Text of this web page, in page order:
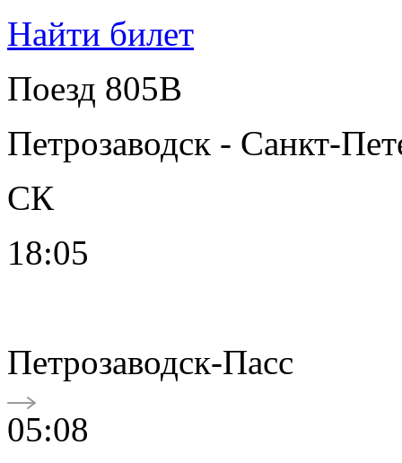
Найти билет
Поезд 805В
Петрозаводск - Санкт-
СК
18:05
Петрозаводск-Пасс
05:08